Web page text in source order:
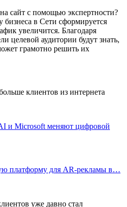
сайт с помощью экспертности?
бизнеса в Сети сформируется
увеличится. Благодаря
целевой аудитории будут знать,
грамотно решить их
и Microsoft меняют цифровой
платформу для AR-рекламы в…
уже давно стал